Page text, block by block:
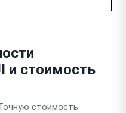
и стоимость
стоимость